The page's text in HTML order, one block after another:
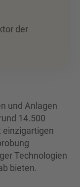
der
und Anlagen
14.500
einzigartigen
Technologien
bieten.